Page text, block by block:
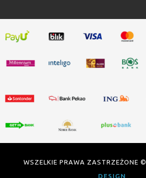
WSZELKIE PRAWA ZASTRZEŻONE ©
DESIGN